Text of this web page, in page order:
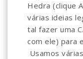
Hedra (clique
várias ideias
tal fazer uma
com ele) para
Usamos